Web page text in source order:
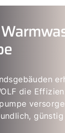
die